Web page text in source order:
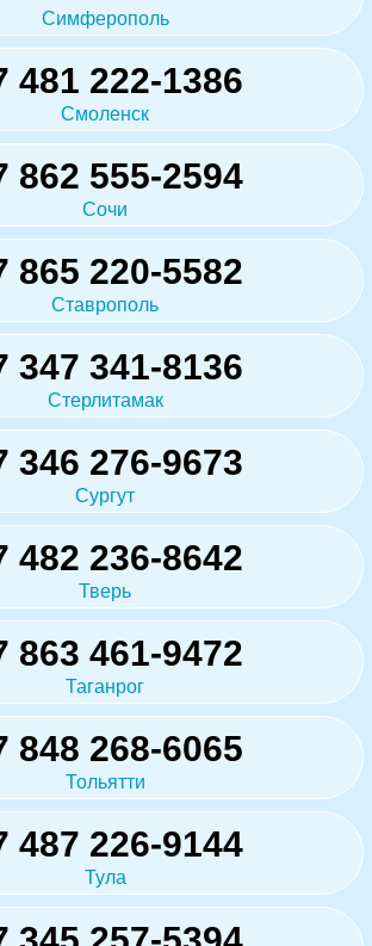
Симферополь
481 222-1386
Смоленск
862 555-2594
Сочи
865 220-5582
Ставрополь
347 341-8136
Стерлитамак
346 276-9673
Сургут
482 236-8642
Тверь
863 461-9472
Таганрог
848 268-6065
Тольятти
487 226-9144
Тула